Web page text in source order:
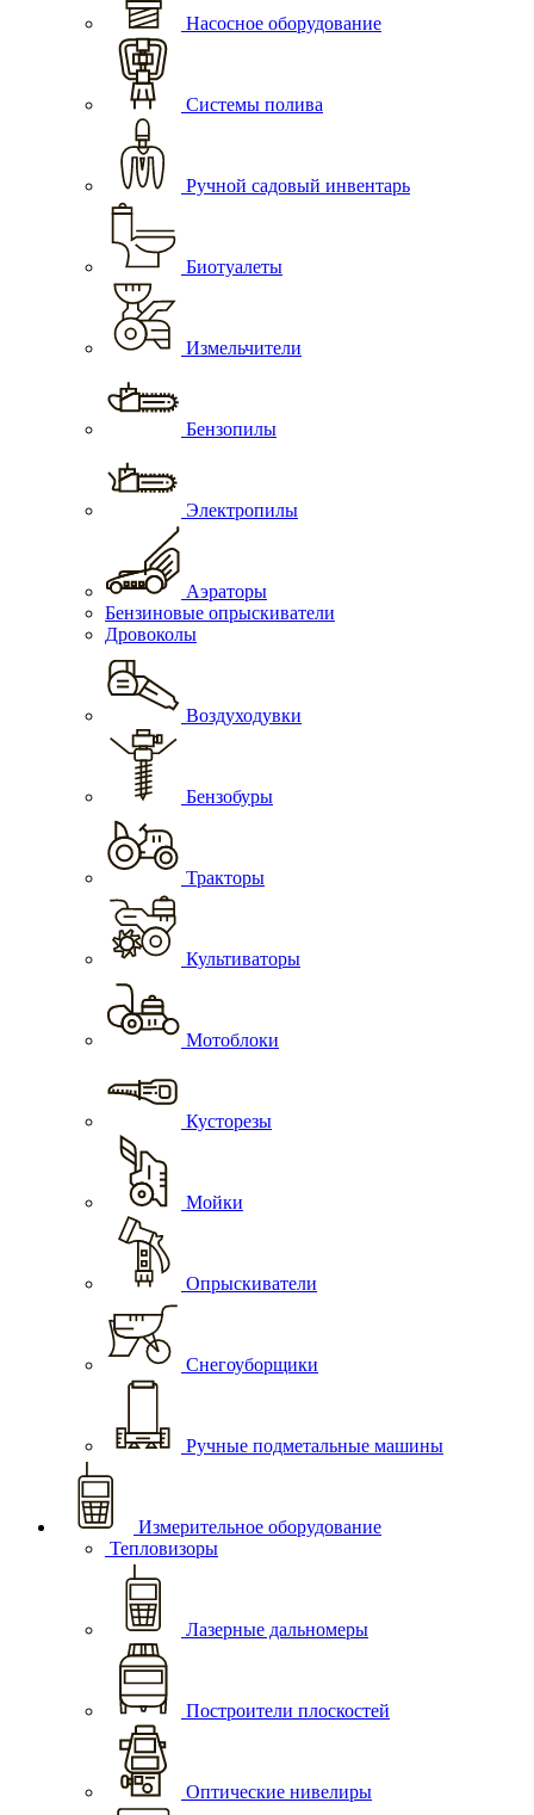
Насосное оборудование
Системы полива
Ручной садовый инвентарь
Биотуалеты
Измельчители
Бензопилы
Электропилы
Аэраторы
Бензиновые опрыскиватели
Дровоколы
Воздуходувки
Бензобуры
Тракторы
Культиваторы
Мотоблоки
Кусторезы
Мойки
Опрыскиватели
Снегоуборщики
Ручные подметальные машины
Измерительное оборудование
Тепловизоры
Лазерные дальномеры
Построители плоскостей
Оптические нивелиры